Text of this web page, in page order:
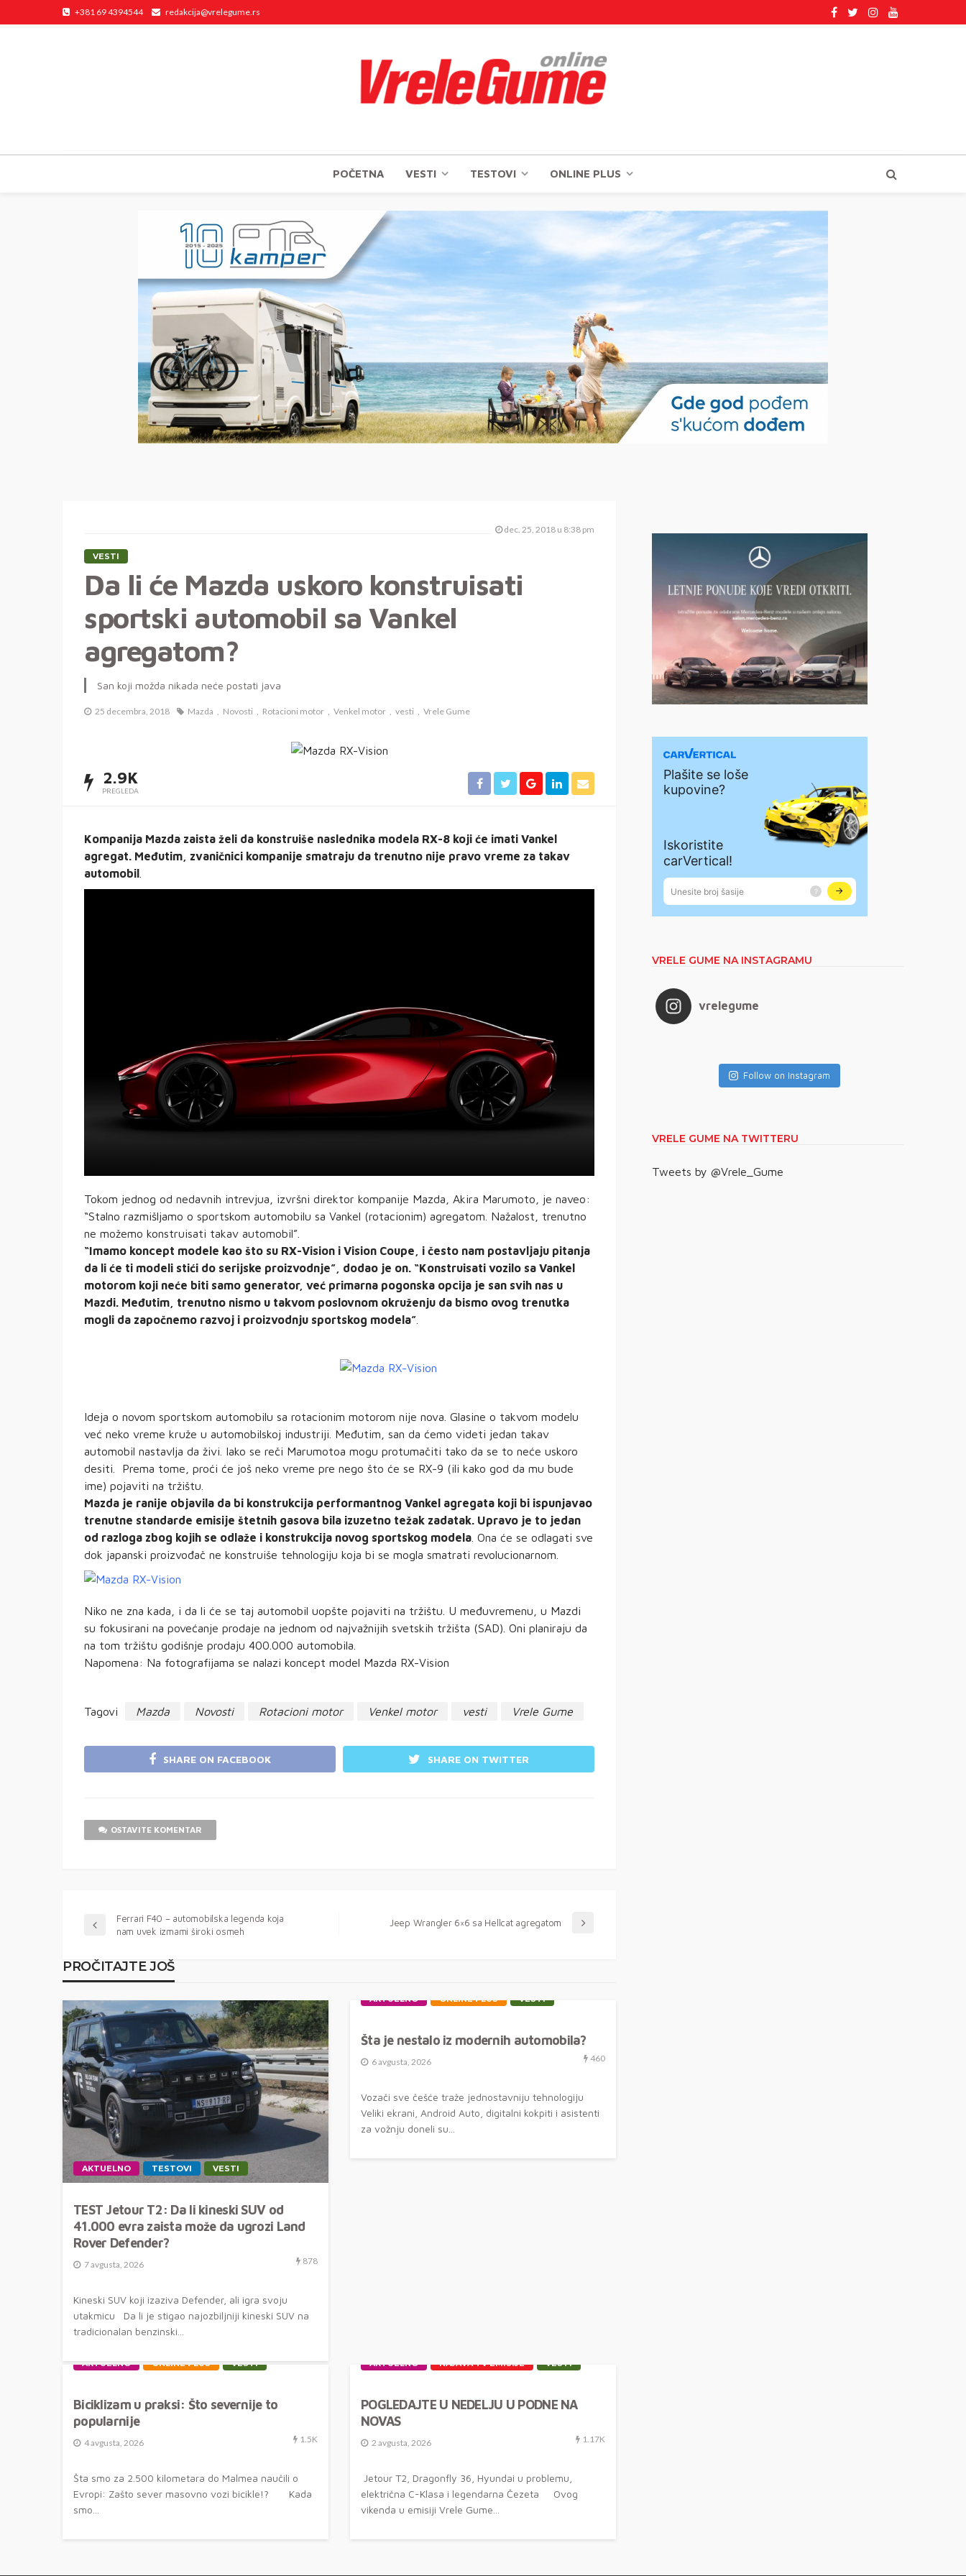
+381 69 4394544 redakcija@vrelegume.rs
POČETNA VESTI TESTOVI ONLINE PLUS
dec. 25, 2018 u 8:38 pm
VESTI
Da li će Mazda uskoro konstruisati
sportski automobil sa Vankel
agregatom?
San koji možda nikada neće postati java
25 decembra, 2018 Mazda Novosti Rotacioni motor Venkel motor vesti Vrele Gume
2.9K
PREGLEDA
Kompanija Mazda zaista želi da konstruiše naslednika modela RX-8 koji će imati Vankel
agregat. Međutim, zvaničnici kompanije smatraju da trenutno nije pravo vreme za takav
automobil
Tokom jednog od nedavnih intrevjua, izvršni direktor kompanije Mazda, Akira Marumoto, je naveo:
“Stalno razmišljamo o sportskom automobilu sa Vankel (rotacionim) agregatom. Nažalost, trenutno
ne možemo konstruisati takav automobil”.
“Imamo koncept modele kao što su RX-Vision i Vision Coupe, i često nam postavljaju pitanja
da li će ti modeli stići do serijske proizvodnje”, dodao je on. “Konstruisati vozilo sa Vankel
motorom koji neće biti samo generator, već primarna pogonska opcija je san svih nas u
Mazdi. Međutim, trenutno nismo u takvom poslovnom okruženju da bismo ovog trenutka
mogli da započnemo razvoj i proizvodnju sportskog modela”
Ideja o novom sportskom automobilu sa rotacionim motorom nije nova. Glasine o takvom modelu
već neko vreme kruže u automobilskoj industriji. Međutim, san da ćemo videti jedan takav
automobil nastavlja da živi. Iako se reči Marumotoa mogu protumačiti tako da se to neće uskoro
desiti. Prema tome, proći će još neko vreme pre nego što će se RX-9 (ili kako god da mu bude
ime) pojaviti na tržištu.
Mazda je ranije objavila da bi konstrukcija performantnog Vankel agregata koji bi ispunjavao
trenutne standarde emisije štetnih gasova bila izuzetno težak zadatak. Upravo je to jedan
od razloga zbog kojih se odlaže i konstrukcija novog sportskog modela . Ona će se odlagati sve
dok japanski proizvođač ne konstruiše tehnologiju koja bi se mogla smatrati revolucionarnom.
Niko ne zna kada, i da li će se taj automobil uopšte pojaviti na tržištu. U međuvremenu, u Mazdi
su fokusirani na povećanje prodaje na jednom od najvažnijih svetskih tržišta (SAD). Oni planiraju da
na tom tržištu godišnje prodaju 400.000 automobila.
Napomena: Na fotografijama se nalazi koncept model Mazda RX-Vision
Tagovi Mazda Novosti Rotacioni motor Venkel motor vesti Vrele Gume
SHARE ON FACEBOOK SHARE ON TWITTER
OSTAVITE KOMENTAR
Ferrari F40 – automobilska legenda koja
nam uvek izmami široki osmeh
Jeep Wrangler 6×6 sa Hellcat agregatom
PROČITAJTE JOŠ
AKTUELNO TESTOVI VESTI
TEST Jetour T2: Da li kineski SUV od
41.000 evra zaista može da ugrozi Land
Rover Defender?
7 avgusta, 2026 878
Kineski SUV koji izaziva Defender, ali igra svoju
utakmicu Da li je stigao najozbiljniji kineski SUV na
tradicionalan benzinski...
AKTUELNO ONLINE PLUS VESTI
Šta je nestalo iz modernih automobila?
6 avgusta, 2026 460
Vozači sve češće traže jednostavniju tehnologiju
Veliki ekrani, Android Auto, digitalni kokpiti i asistenti
za vožnju doneli su...
AKTUELNO ONLINE PLUS VESTI
Biciklizam u praksi: Što severnije to
popularnije
4 avgusta, 2026 1.5K
Šta smo za 2.500 kilometara do Malmea naučili o
Evropi: Zašto sever masovno vozi bicikle!? Kada
smo...
AKTUELNO NAJAVA TV EMISIJE VESTI
POGLEDAJTE U NEDELJU U PODNE NA
NOVAS
2 avgusta, 2026 1.17K
Jetour T2, Dragonfly 36, Hyundai u problemu,
električna C-Klasa i legendarna Čezeta Ovog
vikenda u emisiji Vrele Gume...
VRELE GUME NA INSTAGRAMU
vrelegume
Follow on Instagram
VRELE GUME NA TWITTERU
Tweets by @Vrele_Gume